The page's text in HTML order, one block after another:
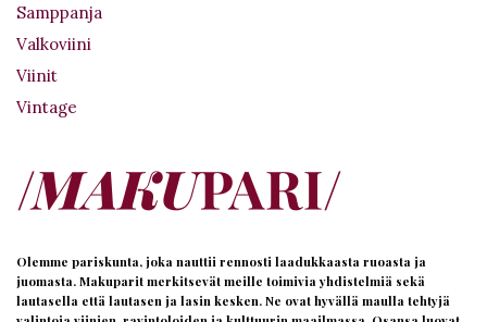
Samppanja
Valkoviini
Viinit
Vintage
Olemme pariskunta, joka nauttii rennosti laadukkaasta ruoasta ja
juomasta. Makuparit merkitsevät meille toimivia yhdistelmiä sekä
lautasella että lautasen ja lasin kesken. Ne ovat hyvällä maulla tehtyjä